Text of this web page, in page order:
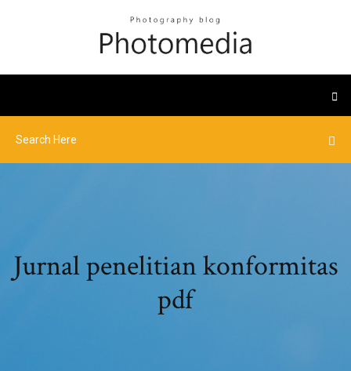
Jurnal penelitian konformitas
pdf